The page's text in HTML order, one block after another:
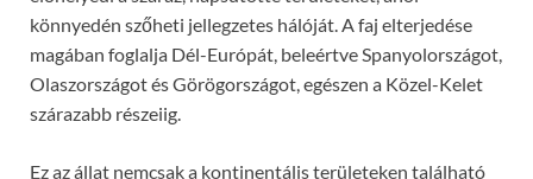
könnyedén szőheti jellegzetes hálóját. A faj elterjedése
magában foglalja Dél-Európát, beleértve Spanyolországot,
Olaszországot és Görögországot, egészen a Közel-Kelet
szárazabb részeiig.
Ez az állat nemcsak a kontinentális területeken található